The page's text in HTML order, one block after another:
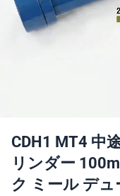
CDH1 MT4 中
リンダー
ク ミール デ